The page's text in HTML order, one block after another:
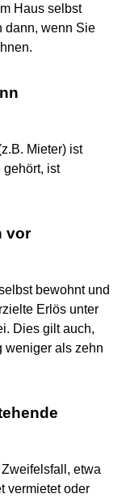
Haus selbst
dann, wenn Sie
Mieter) ist
gehört, ist
vor
bewohnt und
Erlös unter
Dies gilt auch,
weniger als zehn
etwa
vermietet oder